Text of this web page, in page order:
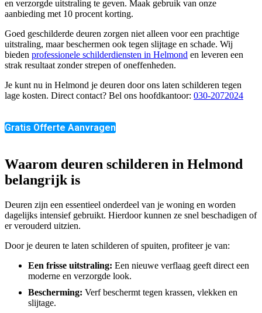
en verzorgde uitstraling te geven. Maak gebruik van onze
aanbieding met 10 procent korting.
Goed geschilderde deuren zorgen niet alleen voor een prachtige
uitstraling, maar beschermen ook tegen slijtage en schade. Wij
bieden professionele schilderdiensten in Helmond en leveren een
strak resultaat zonder strepen of oneffenheden.
Je kunt nu in Helmond je deuren door ons laten schilderen tegen
lage kosten. Direct contact? Bel ons hoofdkantoor: 030-2072024
Gratis Offerte Aanvragen
Waarom deuren schilderen in Helmond
belangrijk is
Deuren zijn een essentieel onderdeel van je woning en worden
dagelijks intensief gebruikt. Hierdoor kunnen ze snel beschadigen of
er verouderd uitzien.
Door je deuren te laten schilderen of spuiten, profiteer je van:
Een frisse uitstraling: Een nieuwe verflaag geeft direct een
moderne en verzorgde look.
Bescherming: Verf beschermt tegen krassen, vlekken en
slijtage.